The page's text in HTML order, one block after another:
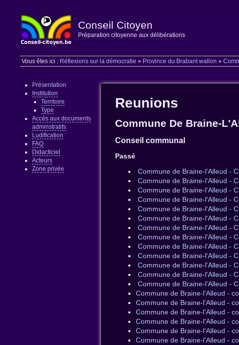
Conseil Citoyen
Préparation citoyenne aux délibérations
Vous êtes ici : Réflexions sur la démocratie » Province du Brabant wallon »
Présentation
Institution
Territoire
Type
Accès aux documents
adminstratifs
Ludification
FAQ
Didacticiel
Acteurs
Zone privée
Reunions
Commune De Braine-
Conseil communal
Passé
Commune de Braine-l'Alleud -
Commune de Braine-l'Alleud -
Commune de Braine-l'Alleud -
Commune de Braine-l'Alleud -
Commune de Braine-l'Alleud -
Commune de Braine-l'Alleud -
Commune de Braine-l'Alleud -
Commune de Braine-l'Alleud -
Commune de Braine-l'Alleud -
Commune de Braine-l'Alleud -
Commune de Braine-l'Alleud -
Commune de Braine-l'Alleud -
Commune de Braine-l'Alleud -
Commune de Braine-l'Alleud -
Commune de Braine-l'Alleud -
Commune de Braine-l'Alleud -
Commune de Braine-l'Alleud -
Commune de Braine-l'Alleud -
Commune de Braine-l'Alleud -